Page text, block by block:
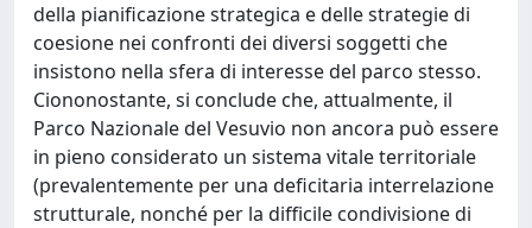
della pianificazione strategica e delle strategie di
coesione nei confronti dei diversi soggetti che
insistono nella sfera di interesse del parco stesso.
Ciononostante, si conclude che, attualmente, il
Parco Nazionale del Vesuvio non ancora può essere
in pieno considerato un sistema vitale territoriale
(prevalentemente per una deficitaria interrelazione
strutturale, nonché per la difficile condivisione di